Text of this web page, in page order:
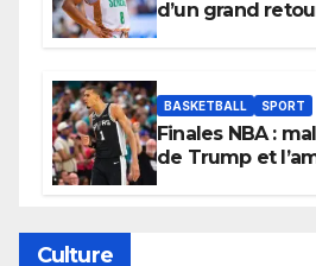
d’un grand
BASKETBALL SPORT
Finales NBA :
de Trump et
Culture